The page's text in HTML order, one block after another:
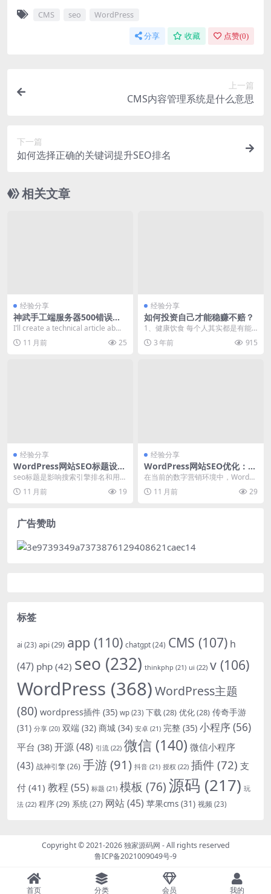
CMS seo WordPress
分享 收藏 点赞(0)
上一篇
CMS内容管理系统是什么意思
下一篇
如何选择正确的关键词提升SEO排名
相关文章
经验分享
神武手工端服务器500错误排
查与解决实战指南
I’ll create a technical article ab...
11 月前
25
经验分享
如何投资自己才能稳赚不赔？
1、健康饮食 每个人其实都是有能
量的，这些东西刚开始自己察觉不
到，但是外人是可以...
3 年前 915
经验分享
WordPress网站SEO标题设置
方法与最佳实践
seo标题是影响搜索引擎排名和用户
点击率的关键因素。本文将详细介
绍WordPre...
11 月前 19
经验分享
WordPress网站SEO优化：如
何提升网站在百度和谷歌的搜
索排名？
在当前的数字营销环境中，WordPr
ess作为全球最受欢迎的内容管理系
统（CMS...
11 月前 29
广告赞助
标签
ai (23) api(29) app (110) chatgpt(24) CMS (107) h
(47) php (42) seo (232) thinkphp (21) ui (22) v (106)
WordPress (368)WordPress主题
(80) wordpress插件 (35) wp (23) 下载(28) 优化(28) 传奇手游
(31) 分享 (20) 双端 (32) 商城 (34) 安卓 (21) 完整 (35) 小程序(56)
平台 (38) 开源(48) 引流 (22) 微信 (140) 微信小程序
(43) 战神引擎(26) 手游(91) 抖音 (21) 授权 (22) 插件 (72) 支
付 (41) 教程 (55) 标题 (21) 模板 (76)源码 (217) 玩
法 (22) 程序(29) 系统(27) 网站(45) 苹果cms (31) 视频 (23)
Copyright © 2021-2026独家源码网 - All rights reserved
鲁ICP备2021009049号-9
首页 分类 会员 我的